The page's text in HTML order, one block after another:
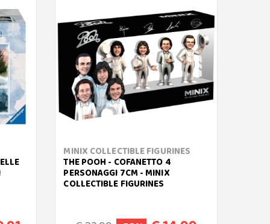
MINIX COLLECTIBLE FIGURINES
THE POOH - COFANETTO 4
PERSONAGGI 7CM - MINIX
COLLECTIBLE FIGURINES